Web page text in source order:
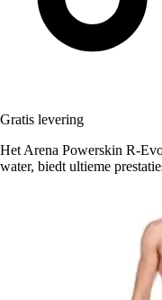
Gratis levering
Het Arena Powerskin R-
water, biedt ultieme